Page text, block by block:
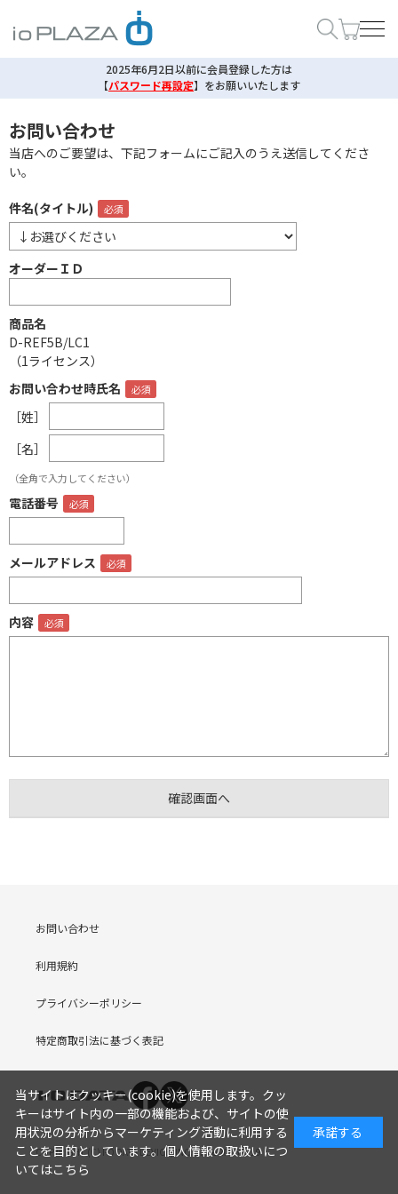
2025年6月2日以前に会員登録した方は
【パスワード再設定】 をお願いいたします
お問い合わせ
当店へのご要望は、下記フォームにご記入のうえ送信してくださ
い。
件名(タイトル)
オーダーＩＤ
商品名
D-REF5B/LC1
（1ライセンス）
お問い合わせ時氏名
［姓］
［名］
（全角で入力してください）
電話番号
メールアドレス
内容
お問い合わせ
利用規約
プライバシーポリシー
特定商取引法に基づく表記
COPYRIGHT (C) I-O DATA DEVICE, INC. Since 2005.9.19
当サイトはクッキー(cookie)を使用します。クッ
キーはサイト内の一部の機能および、サイトの使
用状況の分析からマーケティング活動に利用する
ことを目的としています。個人情報の取扱いにつ
いてはこちら
承諾する